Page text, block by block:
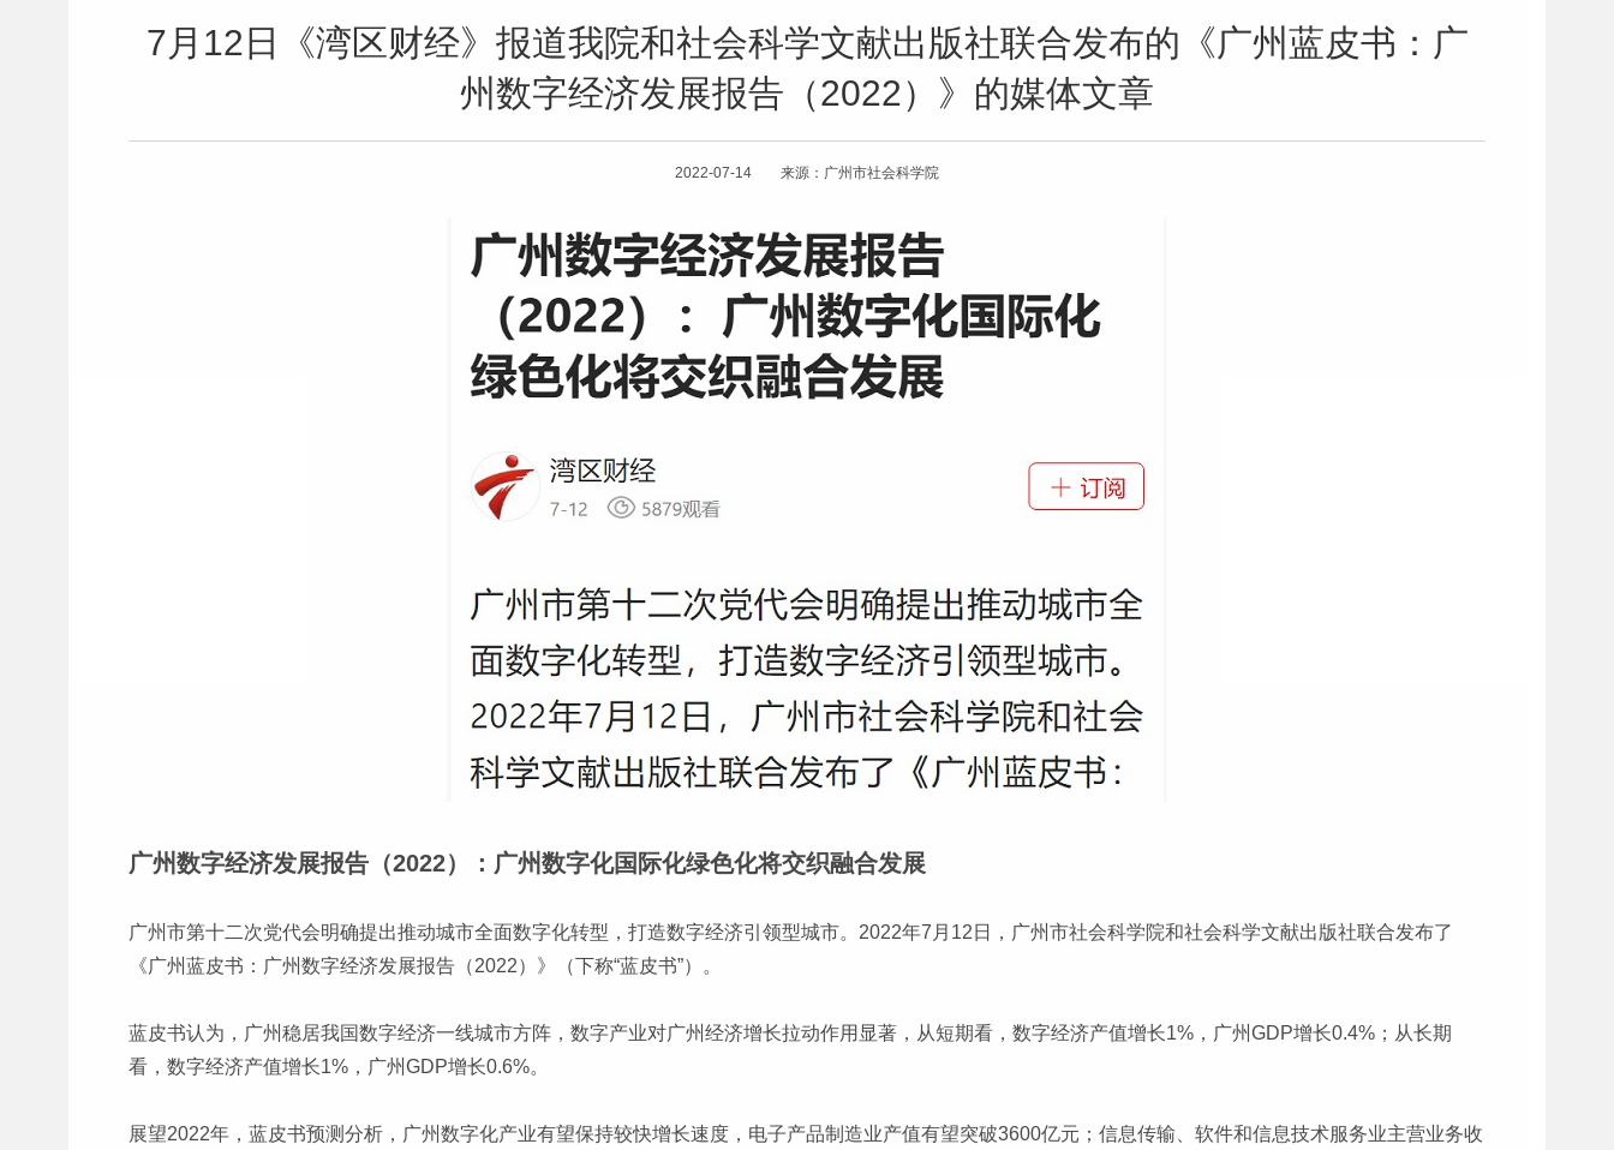
7月12日《湾区财经》报道我院和社会科学文献出版社联合发布的《广州蓝皮书：广
州数字经济发展报告（2022）》的媒体文章
2022-07-14 来源：广州市社会科学院
广州数字经济发展报告（2022）：广州数字化国际化绿色化将交织融合发展
广州市第十二次党代会明确提出推动城市全面数字化转型，打造数字经济引领型城市。2022年7月12日，广州市社会科学院和社会科学文献出版社联合发布了
《广州蓝皮书：广州数字经济发展报告（2022）》（下称“蓝皮书”）。
蓝皮书认为，广州稳居我国数字经济一线城市方阵，数字产业对广州经济增长拉动作用显著，从短期看，数字经济产值增长1%，广州GDP增长0.4%；从长期
看，数字经济产值增长1%，广州GDP增长0.6%。
展望2022年，蓝皮书预测分析，广州数字化产业有望保持较快增长速度，电子产品制造业产值有望突破3600亿元；信息传输、软件和信息技术服务业主营业务收